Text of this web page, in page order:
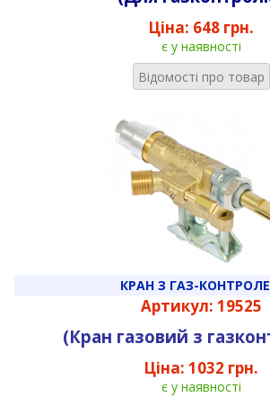
Ціна: 648 грн.
є у наявності
Відомості про товар
КРАН З ГАЗ-
Артикул: 19525
(Кран газовий з
Ціна: 1032 грн.
є у наявності